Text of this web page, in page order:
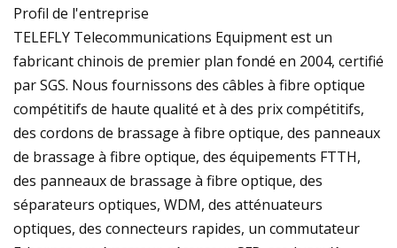
Profil de l'entreprise
TELEFLY Telecommunications Equipment est un
fabricant chinois de premier plan fondé en 2004, certifié
par SGS. Nous fournissons des câbles à fibre optique
compétitifs de haute qualité et à des prix compétitifs,
des cordons de brassage à fibre optique, des panneaux
de brassage à fibre optique, des équipements FTTH,
des panneaux de brassage à fibre optique, des
séparateurs optiques, WDM, des atténuateurs
optiques, des connecteurs rapides, un commutateur